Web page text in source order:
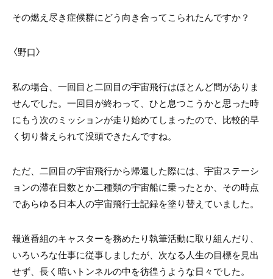
その燃え尽き症候群にどう向き合ってこられたんですか？
〈野口〉
私の場合、一回目と二回目の宇宙飛行はほとんど間がありま
せんでした。一回目が終わって、ひと息つこうかと思った時
にもう次のミッションが走り始めてしまったので、比較的早
く切り替えられて没頭できたんですね。
ただ、二回目の宇宙飛行から帰還した際には、宇宙ステーシ
ョンの滞在日数とか二種類の宇宙船に乗ったとか、その時点
であらゆる日本人の宇宙飛行士記録を塗り替えていました。
報道番組のキャスターを務めたり執筆活動に取り組んだり、
いろいろな仕事に従事しましたが、次なる人生の目標を見出
せず、長く暗いトンネルの中を彷徨うような日々でした。